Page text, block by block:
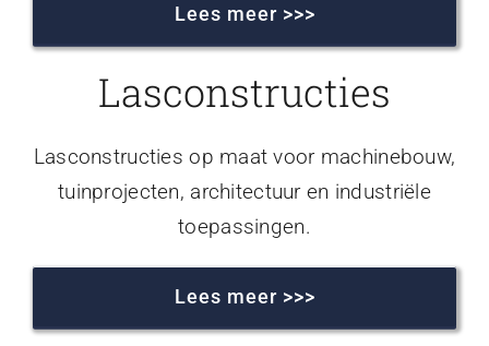
Lees meer >>>
Lasconstructies
Lasconstructies op maat voor machinebouw,
tuinprojecten, architectuur en industriële
toepassingen.
Lees meer >>>